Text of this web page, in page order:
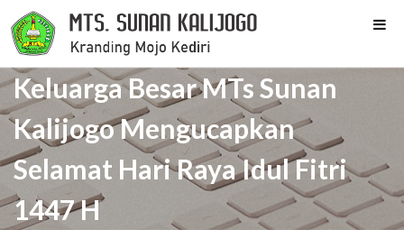
Keluarga Besar MTs Sunan
Kalijogo Mengucapkan
Selamat Hari Raya Idul Fitri
1447 H